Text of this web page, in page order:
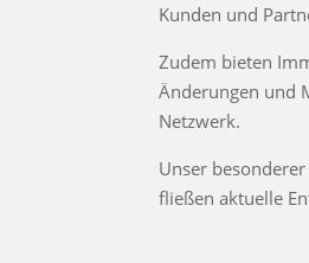
Kunden und
Zudem bieten
Änderungen und
Netzwerk.
Unser
fließen aktuelle